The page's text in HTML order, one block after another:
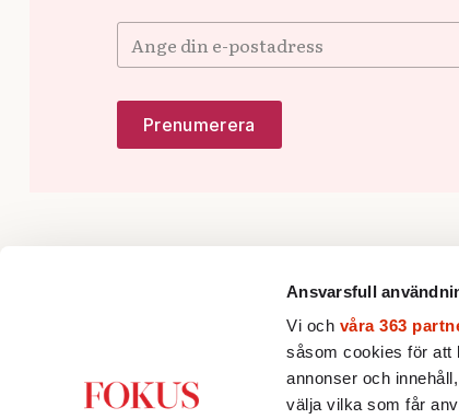
Ansvarsfull
Vi och våra 363
såsom cookies för att
annonser och
välja vilka som får
Fokus förklarar, fördjupar och ger nya